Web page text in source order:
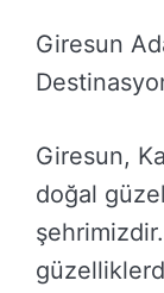
Giresun
Giresun,
doğal